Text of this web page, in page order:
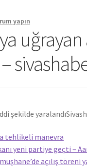
yapın
şekilde yaralandı
tehlikeli manevra
yeni partiye geçti –
açılış töreni